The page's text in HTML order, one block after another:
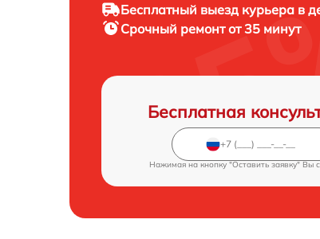
Бесплатный выезд курьера в
Срочный ремонтот 35 минут
Бесплатная
Нажимая на кнопку "Оставить заявку" Вы